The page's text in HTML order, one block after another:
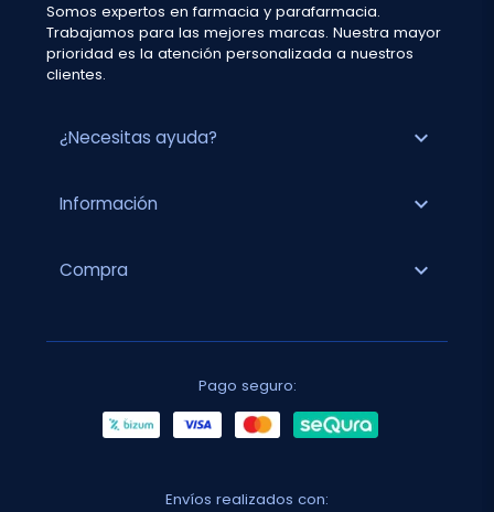
Somos expertos en farmacia y parafarmacia.
Trabajamos para las mejores marcas. Nuestra mayor
prioridad es la atención personalizada a nuestros
clientes.
¿Necesitas ayuda? expand_more
Información expand_more
Compra expand_more
Pago seguro:
Envíos realizados con: